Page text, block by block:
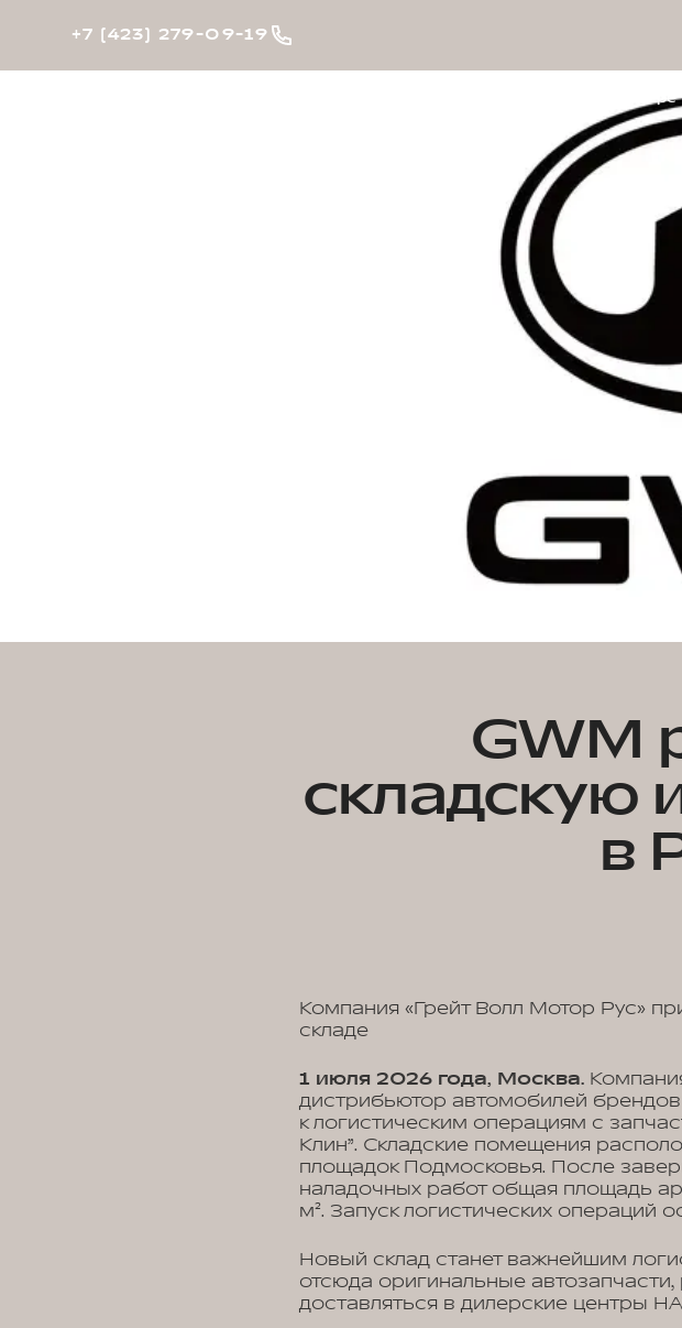
+7 (423) 279-09-19
О дилере
GWM
складскую
в
Компания «Грейт Волл Мотор Рус»
складе
1 июля 2026 года, Москва.
дистрибьютор автомобилей брендов
к логистическим операциям с
Клин”. Складские помещения
площадок Подмосковья. После
наладочных работ общая площадь
м². Запуск логистических операций
Новый склад станет важнейшим
отсюда оригинальные
доставляться в дилерские центры